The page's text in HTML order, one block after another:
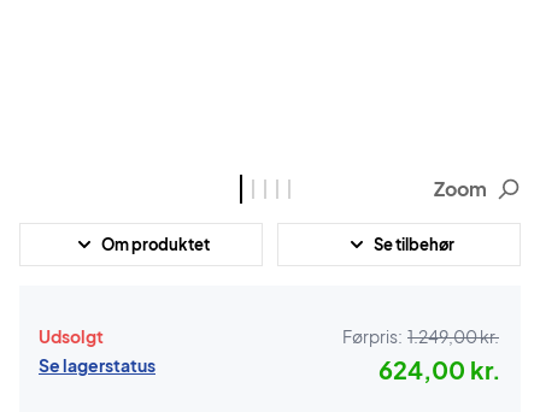
Zoom
Om produktet Se tilbehør
Udsolgt
Se lagerstatus
Førpris: 1.249,00 kr.
624,00 kr.